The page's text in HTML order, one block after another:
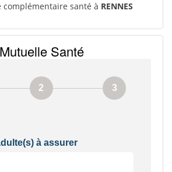
complémentaire santé à RENNES